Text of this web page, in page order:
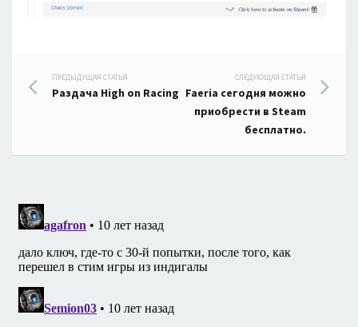
Навигация
записям
ПРЕДЫДУЩАЯ СТАТЬЯ
Раздача High on Racing
СЛЕДУЮЩАЯ СТАТЬЯ
Faeria сегодня можно
приобрести в Steam
бесплатно.